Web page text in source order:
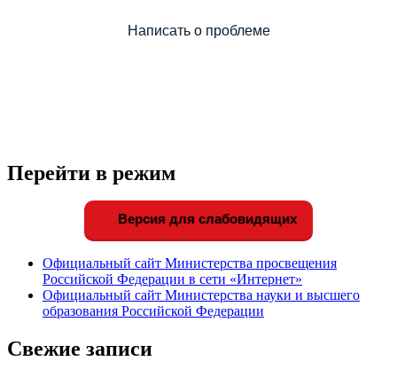
Написать о проблеме
Перейти в режим
Версия для слабовидящих
Официальный сайт Министерства просвещения
Российской Федерации в сети «Интернет»
Официальный сайт Министерства науки и высшего
образования Российской Федерации
Свежие записи